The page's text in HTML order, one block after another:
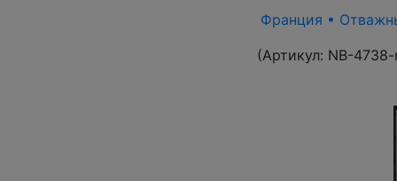
Франция •
(Артикул: NB-4738-